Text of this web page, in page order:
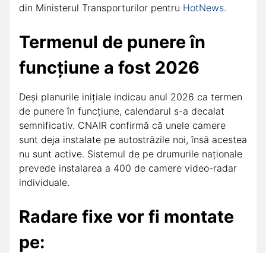
din Ministerul Transporturilor pentru HotNews.
Termenul de punere în
funcțiune a fost 2026
Deși planurile inițiale indicau anul 2026 ca termen
de punere în funcțiune, calendarul s-a decalat
semnificativ. CNAIR confirmă că unele camere
sunt deja instalate pe autostrăzile noi, însă acestea
nu sunt active. Sistemul de pe drumurile naționale
prevede instalarea a 400 de camere video-radar
individuale.
Radare fixe vor fi montate
pe: